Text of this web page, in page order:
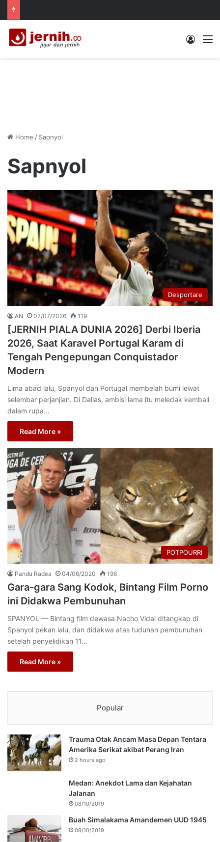
Log In
Home / Sapnyol
Sapnyol
Desportare
AN 07/07/2026 119
[JERNIH PIALA DUNIA 2026] Derbi Iberia
2026, Saat Karavel Portugal Karam di
Tengah Pengepungan Conquistador
Modern
Lima abad lalu, Spanyol dan Portugal membelah bumi lewat
selembar perjanjian. Di Dallas, ambisi lama itu meledak kembali
dalam rupa…
Read More »
POTPOURRI
Pandu Radea 04/06/2020 196
Gara-gara Sang Kodok, Bintang Film Porno
ini Didakwa Pembunuhan
SPANYOL — Bintang film dewasa Nacho Vidal ditangkap di
Spanyol pekan lalu, dan didakwa atas tuduhan pembunuhan
setelah penyelidikan 11…
Read More »
Popular
Trauma Otak Ancam Masa Depan Tentara
Amerika Serikat akibat Perang Iran
2 hours ago
Medan: Anekdot Lama dan Kejahatan
Jalanan
08/10/2019
Buah Simalakama Amandemen UUD 1945
08/10/2019